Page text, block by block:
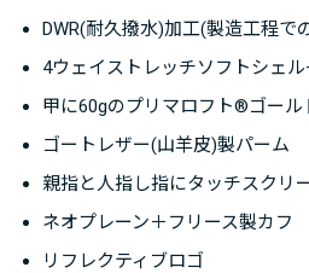
DWR(耐久撥水)加工(製造工程で
4ウェイストレッチソフトシェル
甲に60gのプリマロフト®ゴール
ゴートレザー(山羊皮)製パーム
親指と人指し指にタッチスクリ
ネオプレーン＋フリース製カフ
リフレクティブロゴ